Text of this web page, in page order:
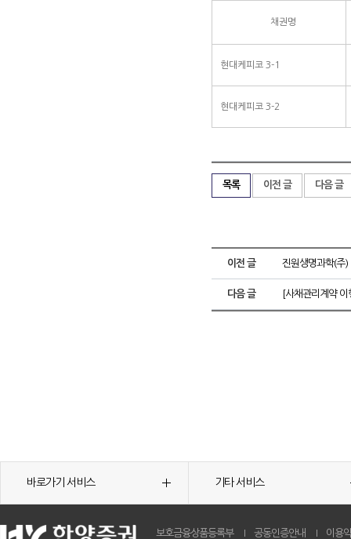
채권명
현대케피코 3-1
현대케피코 3-2
목록 이전 글 다음 글
이전 글 진원생명과학(주)
다음 글 [사채관리계약
바로가기 서비스 기타 서비스
보호금융상품등록부 공동인증안내 이용